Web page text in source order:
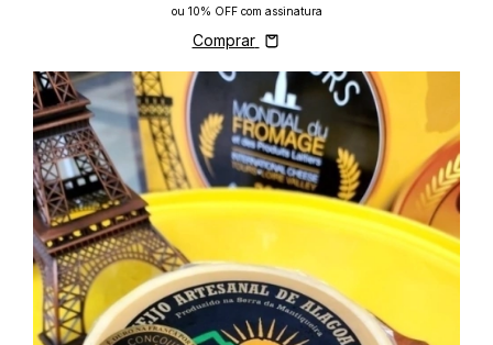
ou 10% OFF com assinatura
Comprar